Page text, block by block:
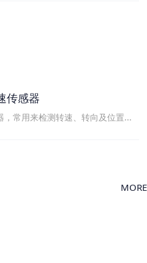
传感器
，常用来检测转速、转向及位置...
MORE